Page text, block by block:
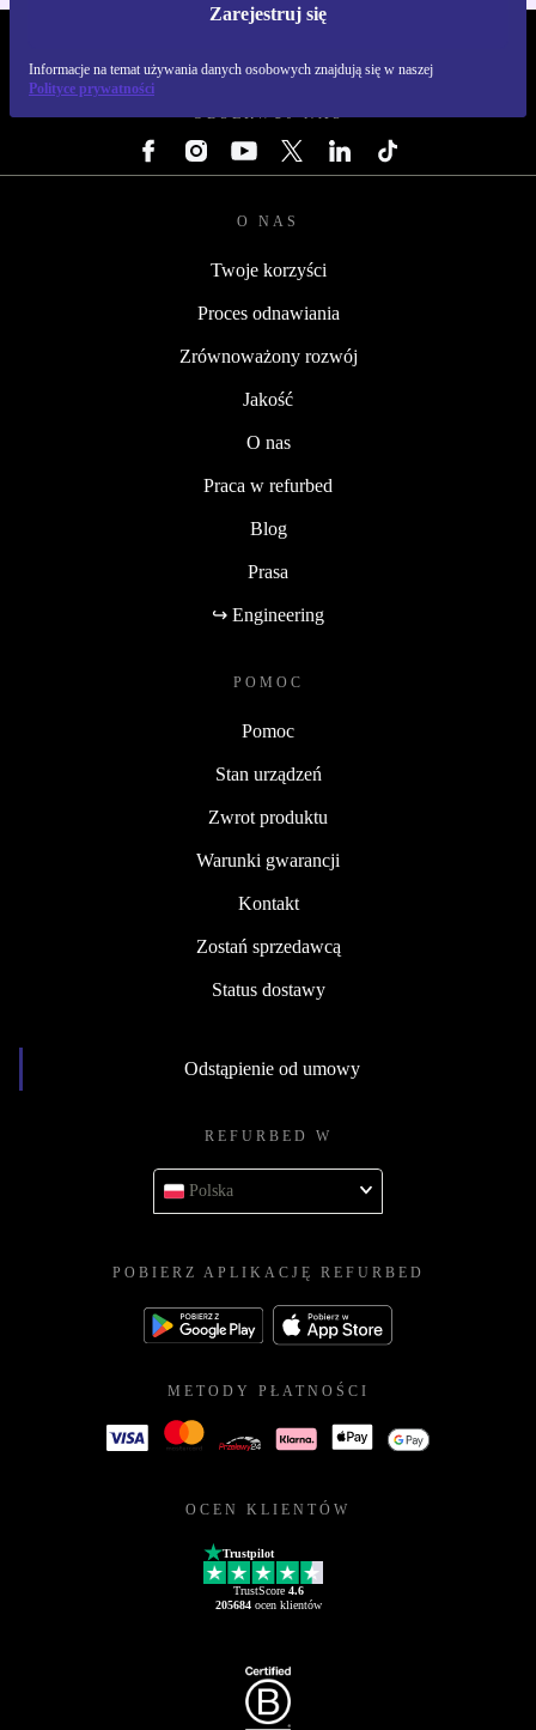
Zarejestruj się
Informacje na temat używania danych osobowych znajdują się w naszej
Polityce prywatności
OBSERWUJ NAS
O NAS
Twoje korzyści
Proces odnawiania
Zrównoważony rozwój
Jakość
O nas
Praca w refurbed
Blog
Prasa
↪ Engineering
POMOC
Pomoc
Stan urządzeń
Zwrot produktu
Warunki gwarancji
Kontakt
Zostań sprzedawcą
Status dostawy
Odstąpienie od umowy
REFURBED W
Polska
POBIERZ APLIKACJĘ REFURBED
METODY PŁATNOŚCI
OCEN KLIENTÓW
Trustpilot
TrustScore 4.6
205684ocen klientów